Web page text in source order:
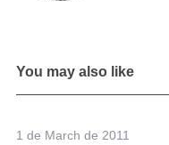
You may also like
1 de March de 2011